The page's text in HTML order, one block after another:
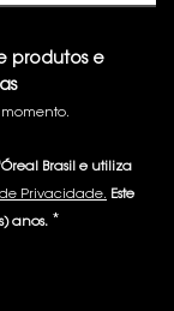
produtos e
Brasil e utiliza
Privacidade. Este
anos. *